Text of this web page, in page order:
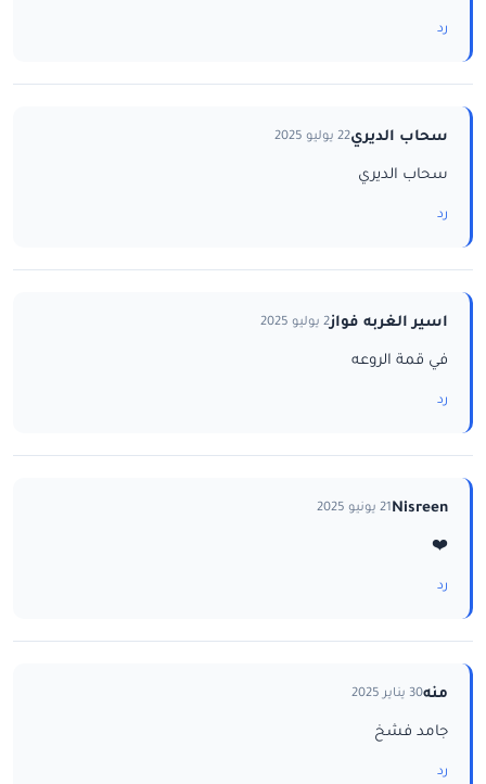
رد
سحاب الديري22 يوليو 2025
سحاب الديري
رد
اسير الغربه فواز2 يوليو 2025
في قمة الروعه
رد
Nisreen21 يونيو 2025
❤️
رد
منه30 يناير 2025
جامد فشخ
رد